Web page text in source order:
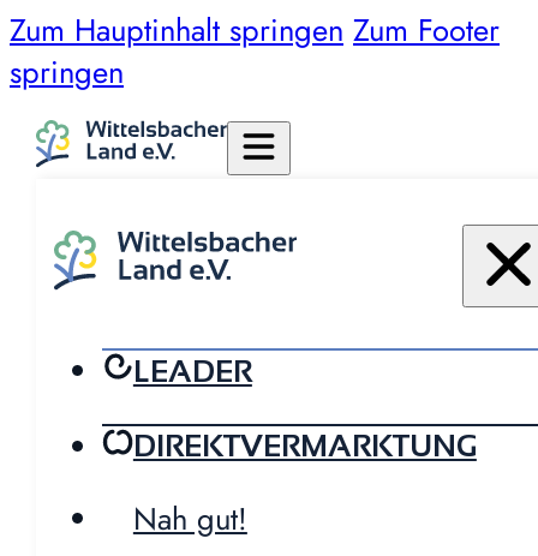
Zum Hauptinhalt springen Zum Footer
springen
LEADER
DIREKTVERMARKTUNG
Nah gut!